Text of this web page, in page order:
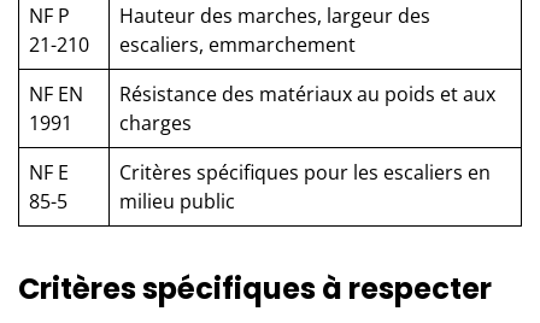
NF P
21-210
Hauteur des marches, largeur des
escaliers, emmarchement
NF EN
1991
Résistance des matériaux au poids et aux
charges
NF E
85-5
Critères spécifiques pour les escaliers en
milieu public
Critères spécifiques à respecter